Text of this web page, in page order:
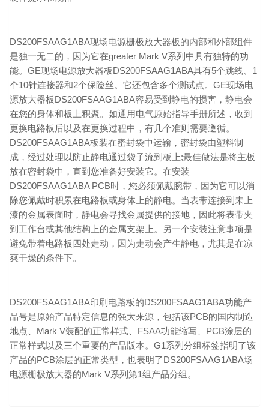
DS200FSAAG1ABA现场电源栅极放大器板的内部和外部组件
是独一无二的，因为它在greater Mark V系列中具有独特的功
能。GE现场电源放大器板DS200FSAAG1ABA具有5个跳线、1
个10针连接器和2个保险丝。它还包含多个测试点。GE现场电
源放大器板DS200FSAAG1ABA容易受到静电的损害，静电会
在您的身体和板上积聚。如通用电气原始指导手册所述，收到
更换电路板后以及在更换过程中，有几个准则需要遵循。
DS200FSAAG1ABA板装在密封袋中运输，密封袋由塑料制
成，经过处理以防止静电通过袋子流到板上;最佳做法是将主板
放在密封袋中，直到您准备好安装它。在安装
DS200FSAAG1ABA PCB时，您必须佩戴腕带，因为它可以消
除您佩戴时积累在电路板或身体上的静电。当表带连接到未上
漆的金属表面时，静电会寻找金属提供的接地，因此将表带夹
到工作台或其他结构上的金属支架上。另一个安装注意事项是
避免带着电路板四处走动，因为走动会产生静电，尤其是在凉
爽干燥的条件下。
DS200FSAAG1ABA印刷电路板的DS200FSAAG1ABA功能产
品号是原始产品特定信息的强大来源，包括该PCB的国内制造
地点、Mark V装配的正常样式、FSAA功能缩写、PCB涂层的
正常样式以及三个重要的产品版本。G1系列分组标签指明了该
产品的PCB涂层的正常类型，也表明了DS200FSAAG1ABA场
电源栅极放大器的Mark V系列第1组产品分组。